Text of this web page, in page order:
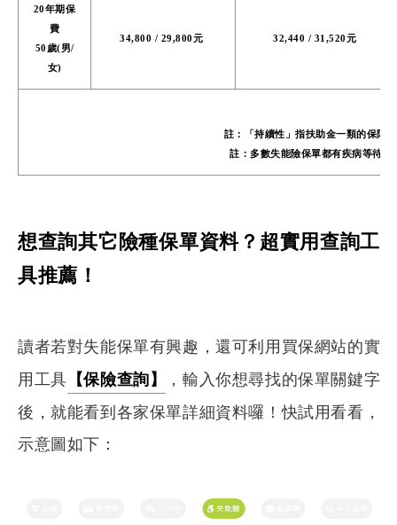
20年期保
費
50歲(男/
女)
34,800 / 29,800元 32,440 / 31,520元
註：「持續性」指扶助金一類的保障
註：多數失能險保單都有疾病等待
想查詢其它險種保單資料？超實用查詢工
具推薦！
讀者若對失能保單有興趣，還可利用買保網站的實
用工具 【保險查詢】
，輸入你想尋找的保單關鍵字
後，就能看到各家保單詳細資料囉！快試用看看，
示意圖如下：